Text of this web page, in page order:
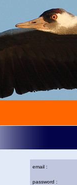
email :
password :